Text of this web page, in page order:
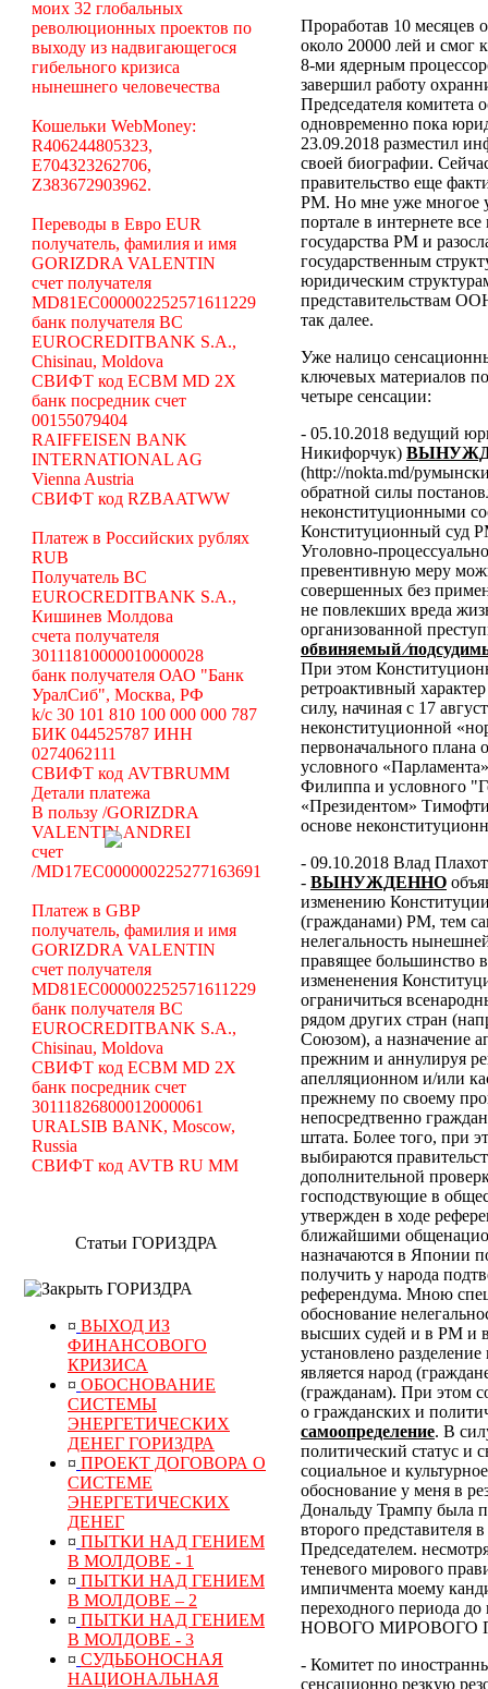
моих 32 глобальных
революционных проектов по
выходу из надвигающегося
гибельного кризиса
нынешнего человечества
Кошельки WebMoney:
R406244805323,
E704323262706,
Z383672903962.
Переводы в Евро EUR
получатель, фамилия и имя
GORIZDRA VALENTIN
счет получателя
MD81EC000002252571611229
банк получателя BC
EUROCREDITBANK S.A.,
Chisinau, Moldova
СВИФТ код ECBM MD 2X
банк посредник счет
00155079404
RAIFFEISEN BANK
INTERNATIONAL AG
Vienna Austria
СВИФТ код RZBAATWW
Платеж в Российских рублях
RUB
Получатель BC
EUROCREDITBANK S.A.,
Кишинев Молдова
счета получателя
30111810000010000028
банк получателя ОАО "Банк
УралСиб", Москва, РФ
k/c 30 101 810 100 000 000 787
БИК 044525787 ИНН
0274062111
СВИФТ код AVTBRUMM
Детали платежа
В пользу /GORIZDRA
VALENTIN ANDREI
счет
/MD17EC000000225277163691
Платеж в GBP
получатель, фамилия и имя
GORIZDRA VALENTIN
счет получателя
MD81EC000002252571611229
банк получателя BC
EUROCREDITBANK S.A.,
Chisinau, Moldova
СВИФТ код ECBM MD 2X
банк посредник счет
30111826800012000061
URALSIB BANK, Moscow,
Russia
СВИФТ код AVTB RU MM
Статьи ГОРИЗДРА
ГОРИЗДРА
¤ ВЫХОД ИЗ
ФИНАНСОВОГО
КРИЗИСА
¤ ОБОСНОВАНИЕ
СИСТЕМЫ
ЭНЕРГЕТИЧЕСКИХ
ДЕНЕГ ГОРИЗДРА
¤ ПРОЕКТ ДОГОВОРА О
СИСТЕМЕ
ЭНЕРГЕТИЧЕСКИХ
ДЕНЕГ
¤ ПЫТКИ НАД ГЕНИЕМ
В МОЛДОВЕ - 1
¤ ПЫТКИ НАД ГЕНИЕМ
В МОЛДОВЕ – 2
¤ ПЫТКИ НАД ГЕНИЕМ
В МОЛДОВЕ - 3
¤ СУДЬБОНОСНАЯ
НАЦИОНАЛЬНАЯ
Проработав 10 месяцев
около 20000 лей и смог
8-ми ядерным
завершил работу
Председателя комитета
одновременно пока
23.09.2018 разместил
своей биографии.
правительство еще
РМ. Но мне уже многое
портале в интернете
государства РМ и
государственным
юридическим
представительствам
так далее.
Уже налицо
ключевых материалов
четыре сенсации:
- 05.10.2018 ведущий
Никифорчук)
(http://nokta.md/
обратной силы
неконституционными
Конституционный суд
Уголовно-
превентивную меру
совершенных без
не повлекших вреда
организованной
обвиняемый
При этом
ретроактивный
силу, начиная с 17
неконституционной
первоначального плана
условного
Филиппа и условного
«Президентом»
основе
- 09.10.2018 Влад
- ВЫНУЖДЕННО
изменению
(гражданами) РМ, тем
нелегальность
правящее большинство
измененения
ограничиться
рядом других стран
Союзом), а назначение
прежним и аннулируя
апелляционном и/или
прежнему по своему
непосредтвенно
штата. Более того, при
выбираются
дополнительной
господствующие в
утвержден в ходе
ближайшими
назначаются в Японии
получить у народа
референдума. Мною
обоснование
высших судей и в РМ и
установлено
является народ
(гражданам). При этом
о гражданских и
самоопределение. В
политический статус и
социальное и
обоснование у меня в
Дональду Трампу была
второго представителя
Председателем.
теневого мирового
импичмента моему
переходного
НОВОГО МИРОВОГО
- Комитет по
сенсационно резкую